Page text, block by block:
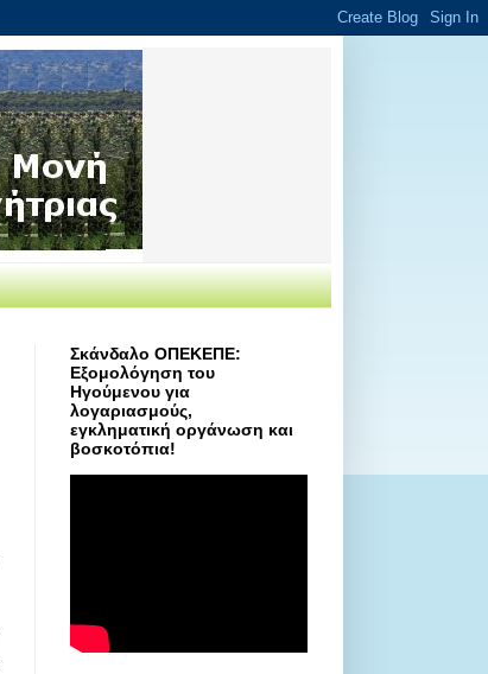
Σκάνδαλο ΟΠΕΚΕΠΕ:
Εξομολόγηση του
Ηγούμενου για
λογαριασμούς,
εγκληματική οργάνωση και
βοσκοτόπια!